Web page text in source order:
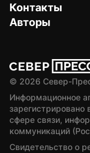
Контакты
Авторы
© 2026 Север-
Информационное
зарегистрировано
сфере связи,
коммуникаций
Свидетельство о